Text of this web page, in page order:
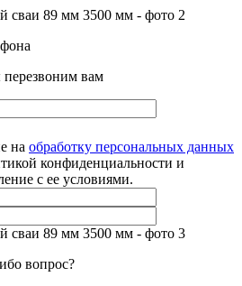
вам
на обработку персональных данных
конфиденциальности и
с ее условиями.
вопрос?